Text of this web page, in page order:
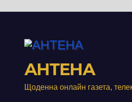
АНТЕНА
Щоденна онлайн газета,